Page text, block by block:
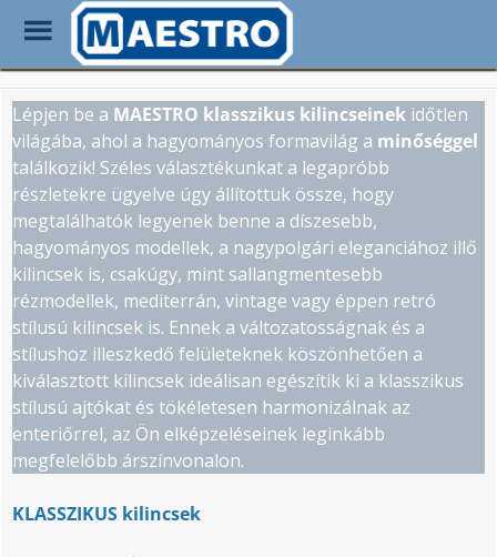
Skip
to
main
content
Toggle
Menu
Lépjen be a MAESTRO klasszikus kilincseinek időtlen
világába, ahol a hagyományos formavilág a minőséggel
találkozik! Széles választékunkat a legapróbb
részletekre ügyelve úgy állítottuk össze, hogy
megtalálhatók legyenek benne a díszesebb,
hagyományos modellek, a nagypolgári eleganciához illő
kilincsek is, csakúgy, mint sallangmentesebb
rézmodellek, mediterrán, vintage vagy éppen retró
stílusú kilincsek is. Ennek a változatosságnak és a
stílushoz illeszkedő felületeknek köszönhetően a
kiválasztott kilincsek ideálisan egészítik ki a klasszikus
stílusú ajtókat és tökéletesen harmonizálnak az
enteriőrrel, az Ön elképzeléseinek leginkább
megfelelőbb árszínvonalon.
KLASSZIKUS kilincsek